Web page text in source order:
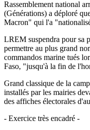
Rassemblement national
(Générations) a déploré
Macron" qui l'a
LREM suspendra pour sa
permettre au plus grand
commandos marine tués
Faso, "jusqu'à la fin de
Grand classique de la
installés par les mairies
des affiches électorales
- Exercice très encadré -